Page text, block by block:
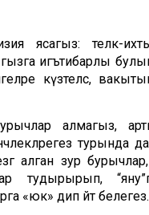
ясагыз: теләк-
игътибарлы
күзәтелсә,
алмагыз,
турында
алган зур
тудырырып,
«юк» дип әйтә белегез.